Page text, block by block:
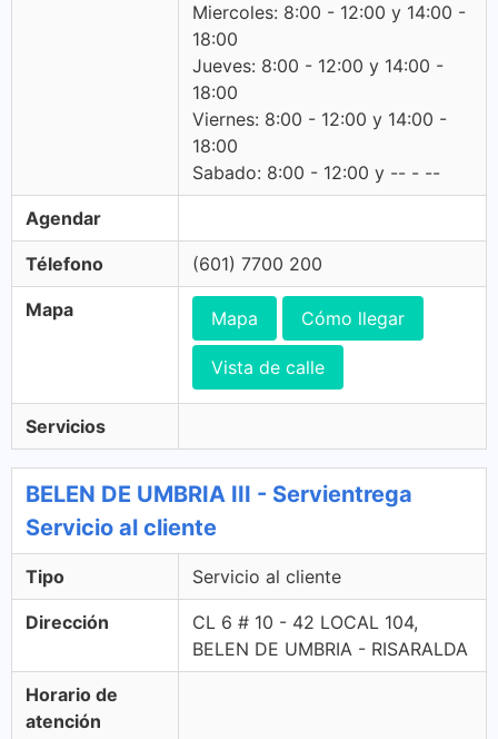
Miercoles: 8:00 - 12:00 y 14:00 -
18:00
Jueves: 8:00 - 12:00 y 14:00 -
18:00
Viernes: 8:00 - 12:00 y 14:00 -
18:00
Sabado: 8:00 - 12:00 y -- - --
Agendar
Télefono (601) 7700 200
Mapa Mapa Cómo llegar
Vista de calle
Servicios
BELEN DE UMBRIA III - Servientrega
Servicio al cliente
Tipo Servicio al cliente
Dirección
CL 6 # 10 - 42 LOCAL 104,
BELEN DE UMBRIA - RISARALDA
Horario de
atención